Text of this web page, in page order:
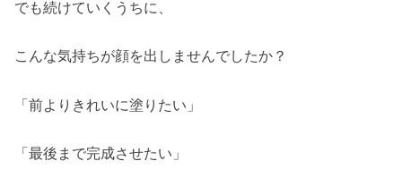
でも続けていくうちに、
こんな気持ちが顔を出しませんでしたか？
「前よりきれいに塗りたい」
「最後まで完成させたい」